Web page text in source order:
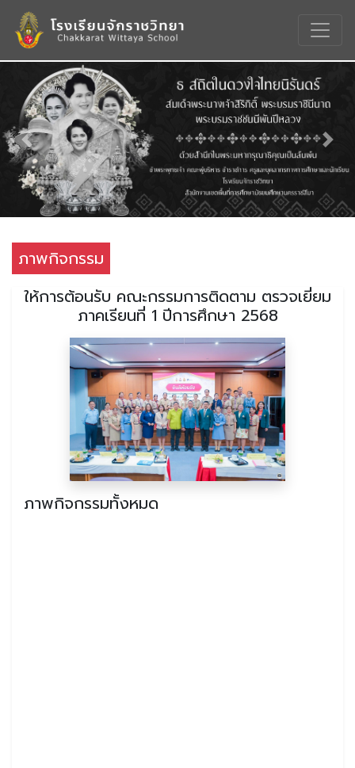
Previous Next
ภาพกิจกรรม
ให้การต้อนรับ คณะกรรมการติดตาม ตรวจเยี่ยม
ภาคเรียนที่ 1 ปีการศึกษา 2568
ภาพกิจกรรมทั้งหมด